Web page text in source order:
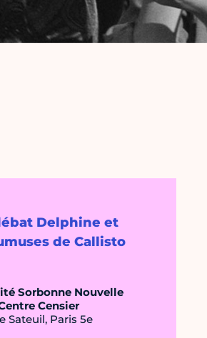
Delphine et
de Callisto
Sorbonne Nouvelle
Censier
Sateuil, Paris 5e